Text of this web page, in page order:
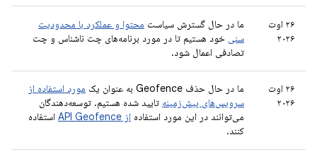
۲۶ اوت
۲۰۲۶
ما در حال گسترش سیاست محتوا و عملکرد با محدودیت
سنی خود هستیم تا در مورد برنامه‌های چت ناشناس و چت
تصادفی اعمال شود.
۲۶ اوت
۲۰۲۶
ما در حال حذف Geofence به عنوان یک
مورد استفاده از
سرویس‌های پیش‌زمینه تایید شده هستیم. توسعه‌دهندگان
می‌توانند در این مورد استفاده از API Geofence
استفاده
کنند.